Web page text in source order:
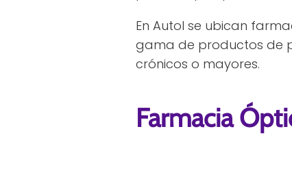
En Autol se ubican
gama de productos de
crónicos o mayores.
Farmacia